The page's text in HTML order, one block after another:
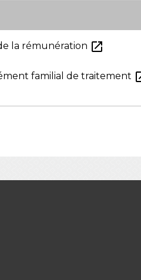
la rémunération open_in_new
familial de traitement